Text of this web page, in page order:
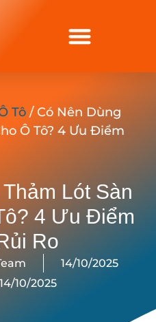
Tô / Có Nên Dùng
Ô Tô? 4 Ưu Điểm
Lót Sàn
4 Ưu Điểm
Ro
14/10/2025
14/10/2025